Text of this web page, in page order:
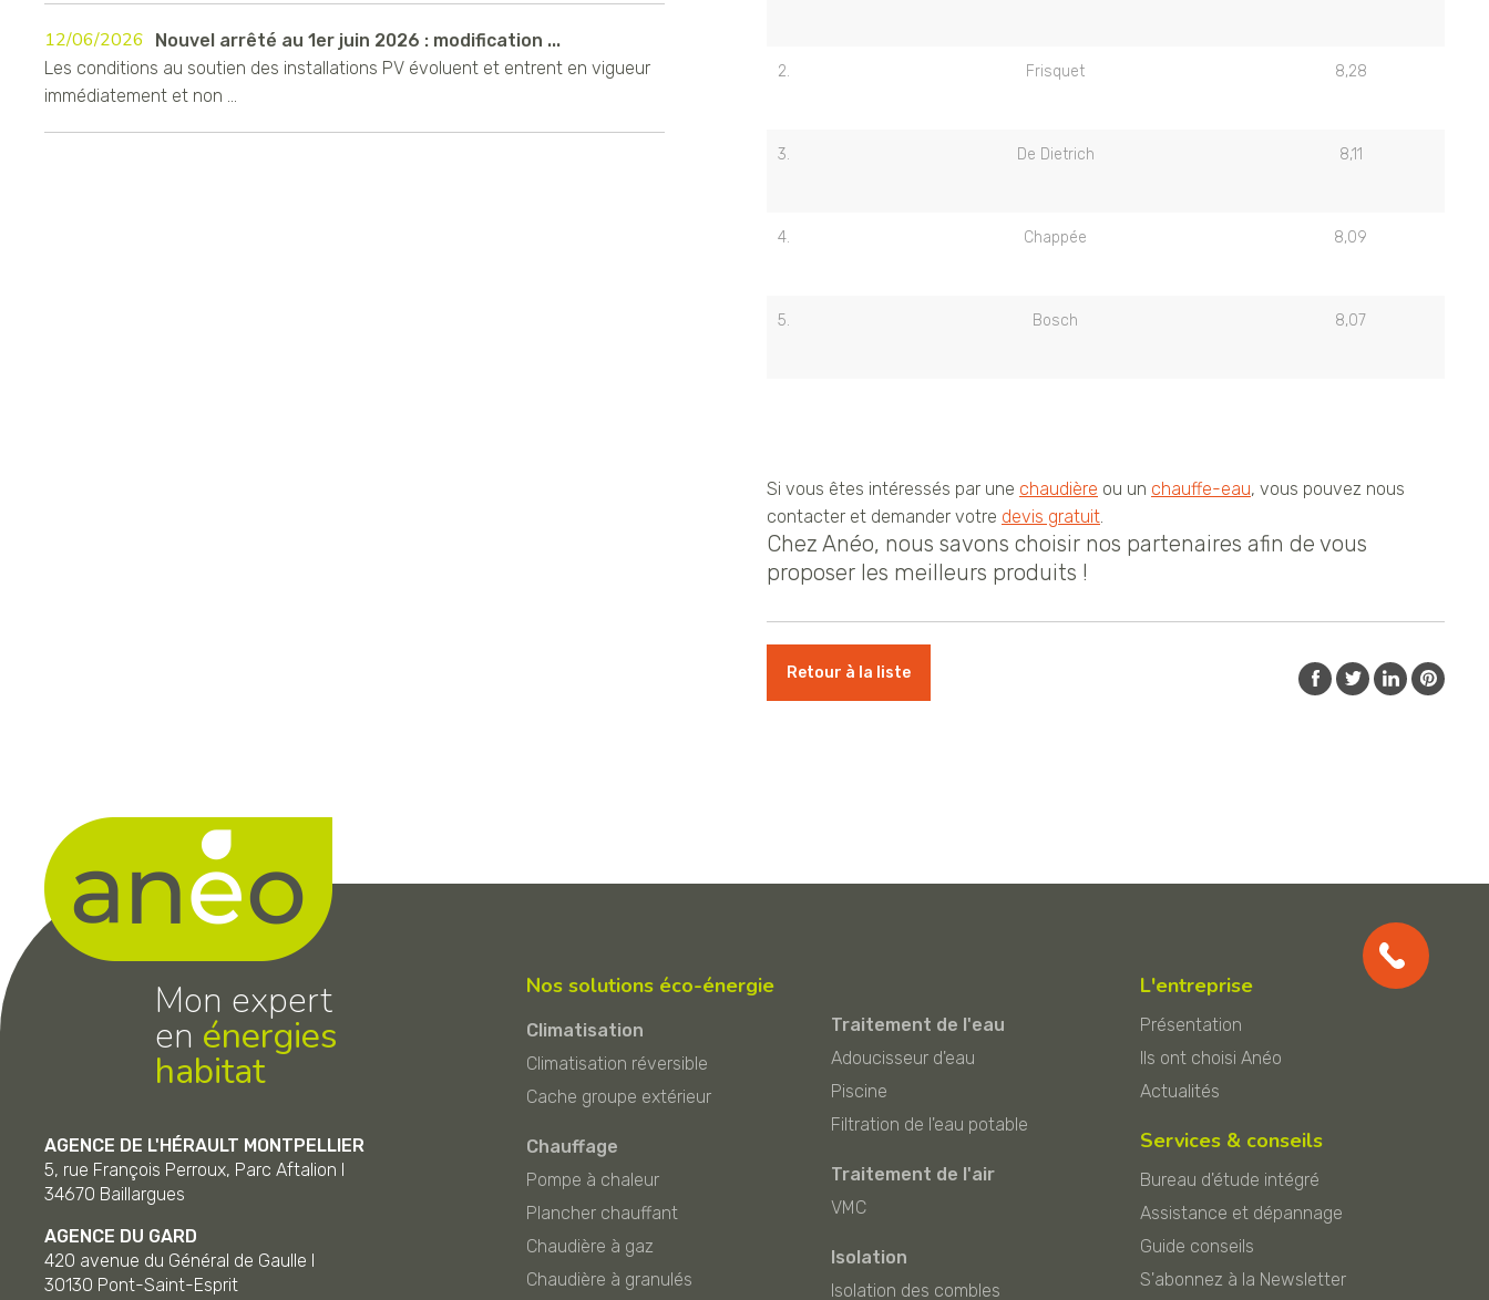
2. Frisquet 8,28
3. De Dietrich 8,11
4. Chappée 8,09
5. Bosch 8,07
Si vous êtes intéressés par une chaudière ou un chauffe-eau, vous pouvez nous
contacter et demander votre devis gratuit.
Chez Anéo, nous savons choisir nos partenaires afin de vous
proposer les meilleurs produits !
Retour à la liste
12/06/2026
Nouvel arrêté au 1er juin 2026 : modification ...
Les conditions au soutien des installations PV évoluent et entrent en vigueur
immédiatement et non ...
Mon expert
en énergies
habitat
AGENCE DE L'HÉRAULT MONTPELLIER
5, rue François Perroux, Parc Aftalion I
34670 Baillargues
AGENCE DU GARD
420 avenue du Général de Gaulle I
30130 Pont-Saint-Esprit
Nos solutions éco-énergie
Climatisation
Climatisation réversible
Cache groupe extérieur
Chauffage
Pompe à chaleur
Plancher chauffant
Chaudière à gaz
Chaudière à granulés
Traitement de l'eau
Adoucisseur d'eau
Piscine
Filtration de l'eau potable
Traitement de l'air
VMC
Isolation
Isolation des combles
L'entreprise
Présentation
Ils ont choisi Anéo
Actualités
Services & conseils
Bureau d'étude intégré
Assistance et dépannage
Guide conseils
S'abonnez à la Newsletter